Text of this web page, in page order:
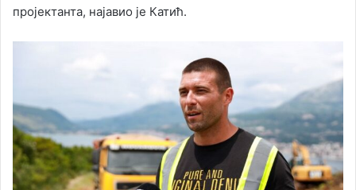
пројектанта, најавио је Катић.